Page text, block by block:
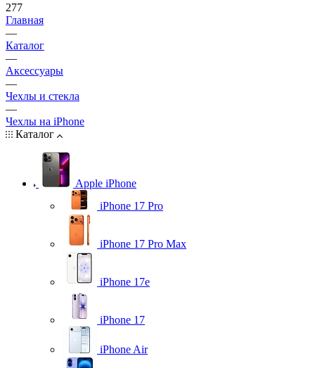
277
Главная
—
Каталог
—
Аксессуары
—
Чехлы и стекла
—
Чехлы на iPhone
Каталог
Apple iPhone
iPhone 17 Pro
iPhone 17 Pro Max
iPhone 17e
iPhone 17
iPhone Air